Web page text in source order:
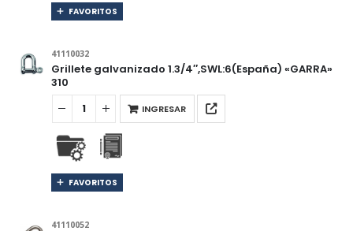
FAVORITOS
41110032
Grillete galvanizado 1.3/4″,SWL:6(España) «GARRA»
310
INGRESAR
FAVORITOS
41110052